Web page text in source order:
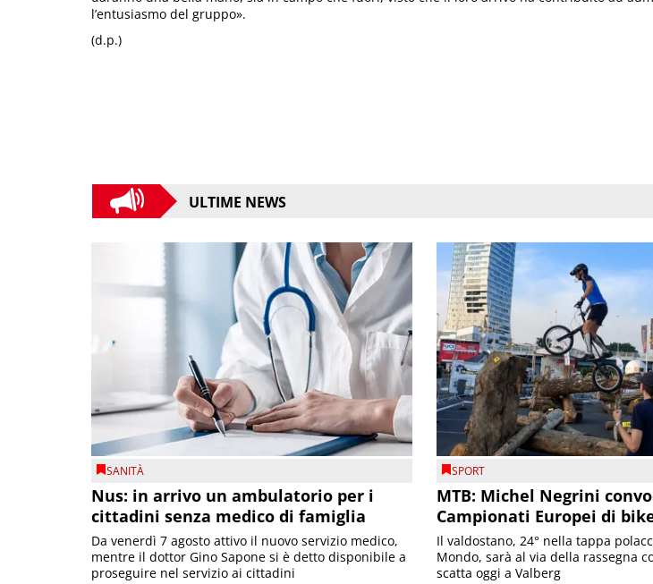
l’entusiasmo del gruppo».
(d.p.)
ULTIME NEWS
SANITÀ
Nus: in arrivo un ambulatorio per i
cittadini senza medico di famiglia
Da venerdì 7 agosto attivo il nuovo servizio medico,
mentre il dottor Gino Sapone si è detto disponibile a
proseguire nel servizio ai cittadini
SPORT
MTB: Michel Negrini
Campionati Europei di
Il valdostano, 24° nella tappa
Mondo, sarà al via della rassegna
scatta oggi a Valberg